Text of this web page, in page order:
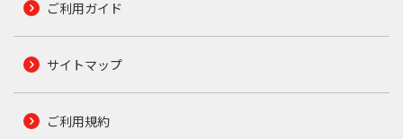
ご利用ガイド
サイトマップ
ご利用規約